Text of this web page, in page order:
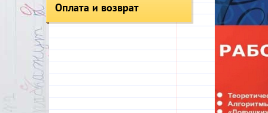
Оплата и возврат